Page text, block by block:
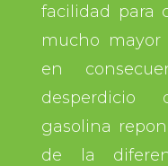
facilidad para
mucho
en
gasolina
de la